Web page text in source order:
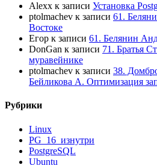
Alexx к записи Установка
ptolmachev к записи 61.
Востоке
Егор к записи 61. Белянин
DonGan к записи 71. Братья
муравейнике
ptolmachev к записи 38.
Бейликова А. Оптимизация
Рубрики
Linux
PG_16_изнутри
PostgreSQL
Ubuntu